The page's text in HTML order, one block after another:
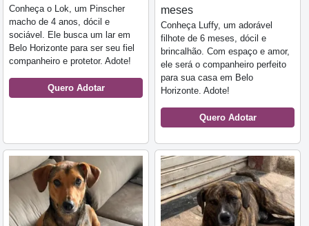
Conheça o Lok, um Pinscher
macho de 4 anos, dócil e
sociável. Ele busca um lar em
Belo Horizonte para ser seu fiel
companheiro e protetor. Adote!
Quero Adotar
meses
Conheça Luffy, um adorável
filhote de 6 meses, dócil e
brincalhão. Com espaço e amor,
ele será o companheiro perfeito
para sua casa em Belo
Horizonte. Adote!
Quero Adotar